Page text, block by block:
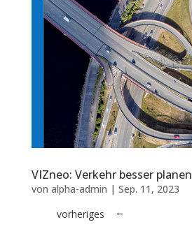
VIZneo: Verkehr besser planen
von alpha-admin | Sep. 11, 2023
vorheriges →